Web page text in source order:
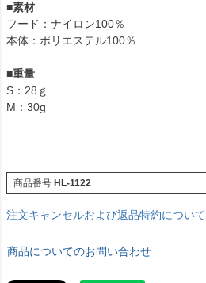
■素材
フード：ナイロン100％
本体：ポリエステル100％
■重量
S：28ｇ
M：30g
商品番号 HL-1122
注文キャンセルおよび返品特約について
商品についてのお問い合わせ